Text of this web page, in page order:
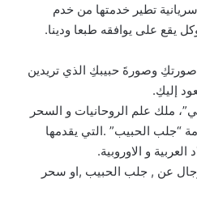
تطير خدمتها من خدم
يقع على يوافقه طبعا ودينا.
وصورةَ حبيبكِ الذي تريدين
إليكِ.
ملك علم الروحانيات و السحر
“جلب الحبيب” .التي يقدمها
و الاوروبية.
عن , جلب الحبيب ,او سحر